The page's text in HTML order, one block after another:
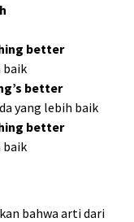
better
baik
better
yang lebih baik
better
baik
bahwa arti dari